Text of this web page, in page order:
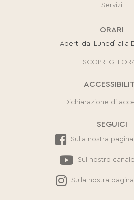
Servizi
ORARI
Aperti dal Lunedì alla
SCOPRI GLI
Dichiarazione di
SEGUICI
Sulla nostra
Sul nostro
Sulla nostra